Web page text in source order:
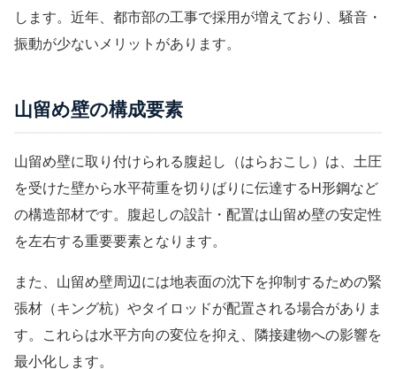
します。近年、都市部の工事で採用が増えており、騒音・
振動が少ないメリットがあります。
山留め壁の構成要素
山留め壁に取り付けられる腹起し（はらおこし）は、土圧
を受けた壁から水平荷重を切りばりに伝達するH形鋼など
の構造部材です。 腹起しの設計・配置は山留め壁の安定性
を左右する重要要素となります。
また、山留め壁周辺には地表面の沈下を抑制するための緊
張材（キング杭）やタイロッドが配置される場合がありま
す。これらは水平方向の変位を抑え、隣接建物への影響を
最小化します。